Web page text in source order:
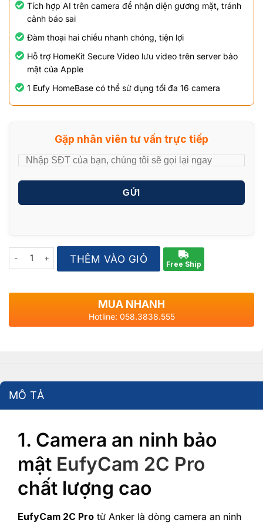
Tích hợp AI trên camera để nhận diện gương mặt, tránh
cảnh báo sai
Đàm thoại hai chiều nhanh chóng, tiện lợi
Hỗ trợ HomeKit Secure Video lưu video trên server bảo
mật của Apple
1 Eufy HomeBase có thể sử dụng tối đa 16 camera
Gặp nhân viên tư vấn trực tiếp
GỬI
Quantity THÊM VÀO GIỎ Free Ship
MUA NHANH
Hotline: 058.3838.555
MÔ TẢ
1. Camera an ninh bảo
mật EufyCam 2C Pro
chất lượng cao
EufyCam 2C Pro từ Anker là dòng camera an ninh